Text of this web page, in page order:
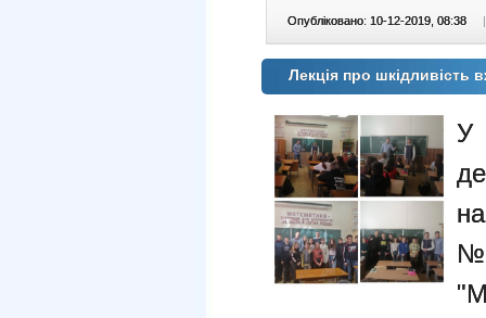
Опубліковано: 10-12-2019, 08:38 |
Лекція про шкідливість
У
№